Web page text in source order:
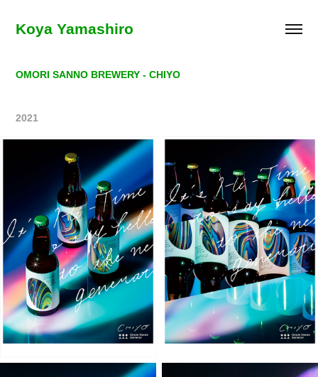
Koya Yamashiro
OMORI SANNO BREWERY - CHIYO
2021